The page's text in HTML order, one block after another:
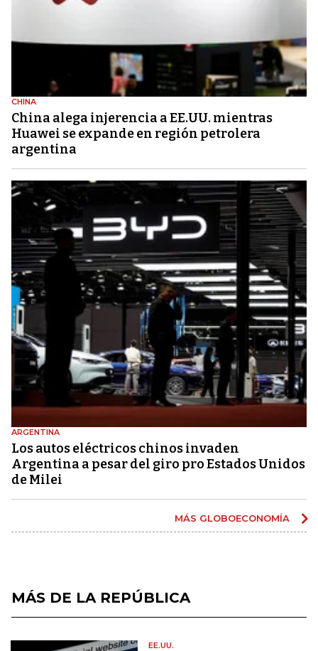
CHINA
China alega injerencia a EE.UU. mientras
Huawei se expande en región petrolera
argentina
ARGENTINA
Los autos eléctricos chinos invaden
Argentina a pesar del giro pro Estados Unidos
de Milei
MÁS GLOBOECONOMÍA
MÁS DE LA REPÚBLICA
EE.UU.